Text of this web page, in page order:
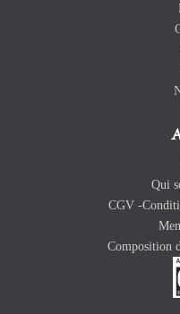
Qui
CGV -
Composition